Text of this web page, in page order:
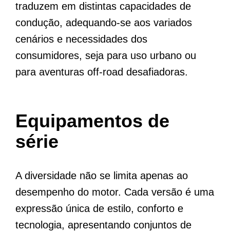
traduzem em distintas capacidades de
condução, adequando-se aos variados
cenários e necessidades dos
consumidores, seja para uso urbano ou
para aventuras off-road desafiadoras.
Equipamentos de
série
A diversidade não se limita apenas ao
desempenho do motor. Cada versão é uma
expressão única de estilo, conforto e
tecnologia, apresentando conjuntos de